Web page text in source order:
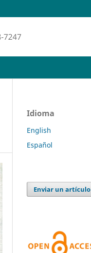
Idioma
English
Español
Enviar un artículo